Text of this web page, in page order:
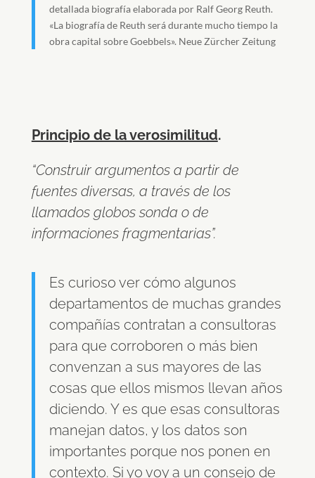
detallada biografía elaborada por Ralf Georg Reuth.
«La biografía de Reuth será durante mucho tiempo la
obra capital sobre Goebbels». Neue Zürcher Zeitung
Principio de la verosimilitud.
“Construir argumentos a partir de
fuentes diversas, a través de los
llamados globos sonda o de
informaciones fragmentarias”.
Es curioso ver cómo algunos
departamentos de muchas grandes
compañías contratan a consultoras
para que corroboren o más bien
convenzan a sus mayores de las
cosas que ellos mismos llevan años
diciendo. Y es que esas consultoras
manejan datos, y los datos son
importantes porque nos ponen en
contexto. Si yo voy a un consejo de